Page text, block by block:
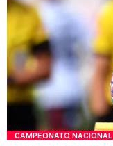
CAMPEONATO NACIONAL